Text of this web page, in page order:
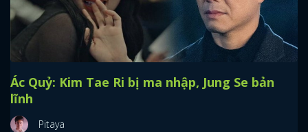
Ác Quỷ: Kim Tae Ri bị ma nhập, Jung Se bản
lĩnh
Pitaya